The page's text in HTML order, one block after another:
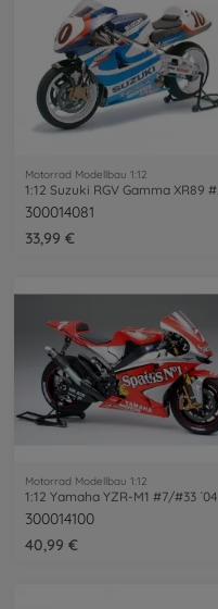
Motorrad Modellbau 1:12
300014081
33,99 €
Motorrad Modellbau 1:12
1:12 Yamaha YZR-M1 #7/#33 ´04
300014100
40,99 €